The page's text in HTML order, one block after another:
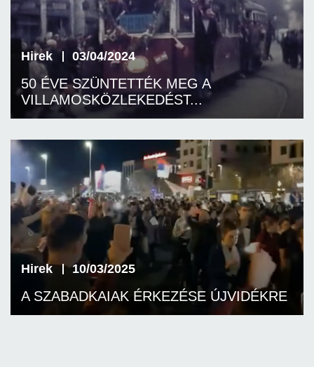
Hirek 03/04/2024
50 ÉVE SZÜNTETTÉK MEG A
VILLAMOSKÖZLEKEDÉST...
Hirek 10/03/2025
A SZABADKAIAK ÉRKEZÉSE ÚJVIDÉKRE